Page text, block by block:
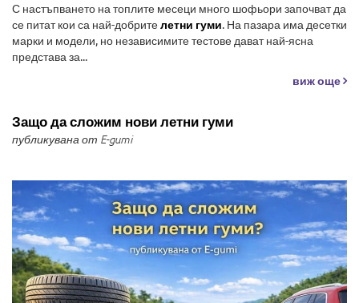
С настъпването на топлите месеци много шофьори започват да
се питат кои са най-добрителетни гуми. На пазара има десетки
марки и модели, но независимите тестове дават най-ясна
представа за...
виж още
Защо да сложим нови летни гуми
публикувана от E-gumi